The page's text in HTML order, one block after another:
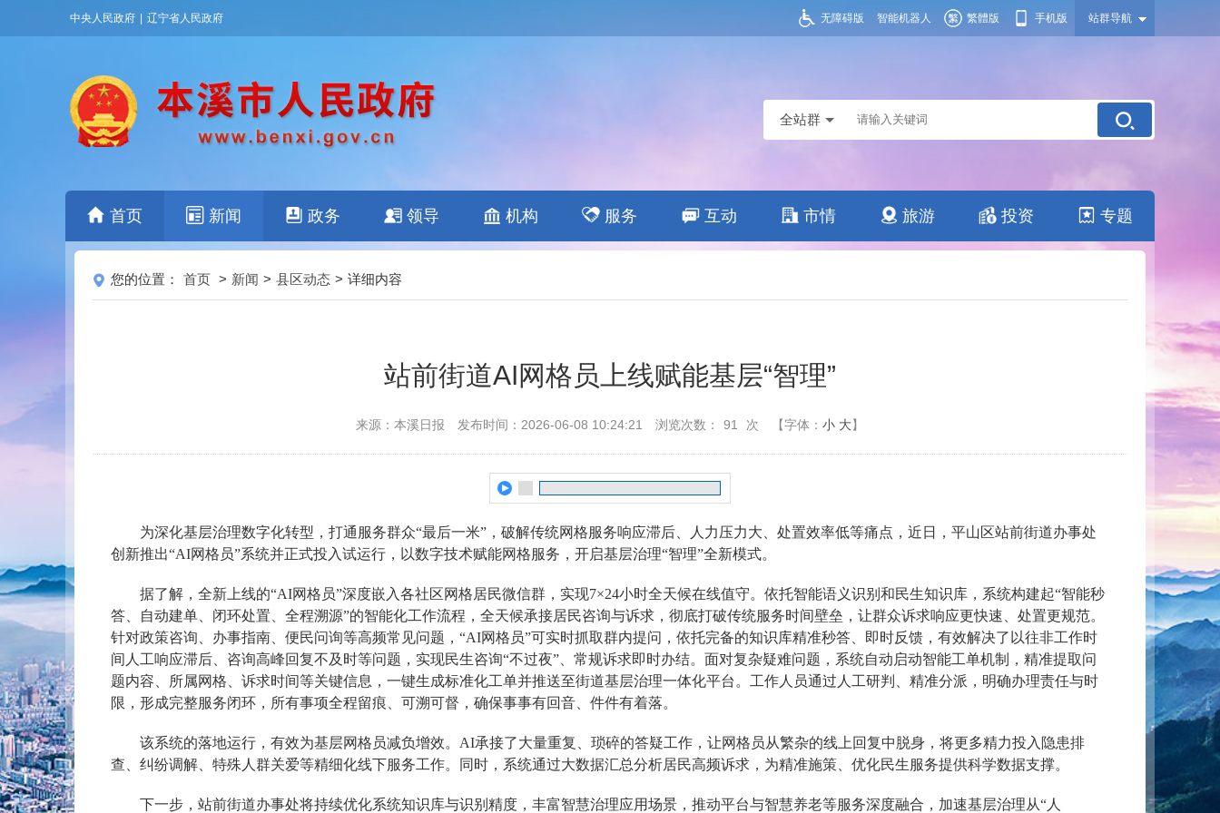
中央人民政府 辽宁省人民政府 站群导航
无障碍版 智能机器人 繁體版 手机版
首页 新闻 政务 领导 机构 服务 互动 市情 旅游 投资 专题
全站群
您的位置： 首页 > 新闻 > 县区动态 > 详细内容
站前街道AI网格员上线赋能基层“智理”
来源：本溪日报 发布时间：2026-06-08 10:24:21 浏览次数： 91 次 【字体： 小 大】
为深化基层治理数字化转型，打通服务群众“最后一米”，破解传统网格服务响应滞后、人力压力大、处置效率低等痛点，近日，平山区站前街道办事处
创新推出“AI网格员”系统并正式投入试运行，以数字技术赋能网格服务，开启基层治理“智理”全新模式。
据了解，全新上线的“AI网格员”深度嵌入各社区网格居民微信群，实现7×24小时全天候在线值守。依托智能语义识别和民生知识库，系统构建起“智能秒
答、自动建单、闭环处置、全程溯源”的智能化工作流程，全天候承接居民咨询与诉求，彻底打破传统服务时间壁垒，让群众诉求响应更快速、处置更规范。
针对政策咨询、办事指南、便民问询等高频常见问题，“AI网格员”可实时抓取群内提问，依托完备的知识库精准秒答、即时反馈，有效解决了以往非工作时
间人工响应滞后、咨询高峰回复不及时等问题，实现民生咨询“不过夜”、常规诉求即时办结。面对复杂疑难问题，系统自动启动智能工单机制，精准提取问
题内容、所属网格、诉求时间等关键信息，一键生成标准化工单并推送至街道基层治理一体化平台。工作人员通过人工研判、精准分派，明确办理责任与时
限，形成完整服务闭环，所有事项全程留痕、可溯可督，确保事事有回音、件件有着落。
该系统的落地运行，有效为基层网格员减负增效。AI承接了大量重复、琐碎的答疑工作，让网格员从繁杂的线上回复中脱身，将更多精力投入隐患排
查、纠纷调解、特殊人群关爱等精细化线下服务工作。同时，系统通过大数据汇总分析居民高频诉求，为精准施策、优化民生服务提供科学数据支撑。
下一步，站前街道办事处将持续优化系统知识库与识别精度，丰富智慧治理应用场景，推动平台与智慧养老等服务深度融合，加速基层治理从“人